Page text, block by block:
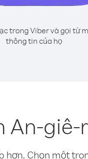
trong Viber và gọi từ
thông tin của họ
An-
Chọn một